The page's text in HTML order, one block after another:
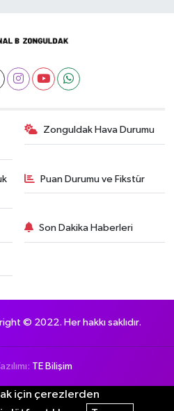
Zonguldak Hava Durumu
Puan Durumu ve Fikstür
Son Dakika Haberleri
© 2022. Her hakkı saklıdır.
TE Bilişim
için çerezlerden